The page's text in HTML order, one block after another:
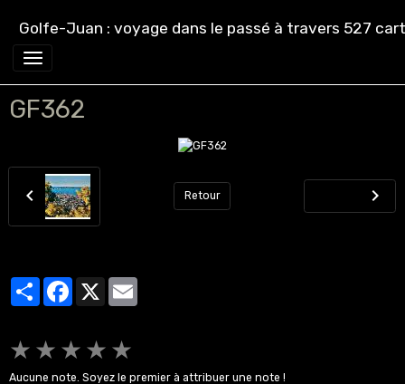
Golfe-Juan : voyage dans le passé à travers 527
GF362
Retour
PartagerFacebook
X
★ ★ ★ ★ ★
Aucune note. Soyez le premier à attribuer une note !